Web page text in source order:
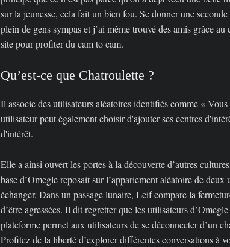
sur la jeunesse, cela fait un bien fou. Se donner une
plein de gens sympas et j’ai même trouvé des amis grâce
site pour profiter du cam to cam.
Qu’est-ce que Chatroulette ?
Il associe des utilisateurs aléatoires identifiés comme «
utilisateur peut également choisir d'ajouter ses centres
d'intérêt.
Elle a ainsi ouvert les portes à la découverte d’autres
base d’Omegle reposait sur l’appariement aléatoire de
échanger. Dans un passage lunaire, Leif compare la
d’être agressées. Il dit regretter que les utilisateurs
plateforme permet aux utilisateurs de se déconnecter d’un
Profitez de la liberté d’explorer différentes conversations à